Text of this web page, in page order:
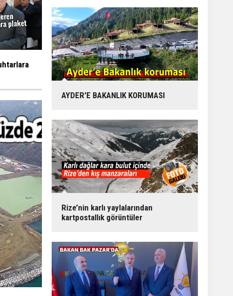
AYDER'E BAKANLIK KORUMASI
Rize’nin karlı yaylalarından
kartpostallık görüntüler